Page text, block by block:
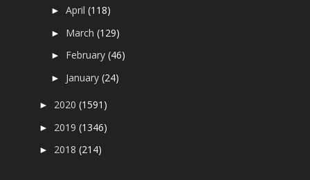
►April(118)
► March(129)
► February(46)
► January(24)
► 2020(1591)
► 2019(1346)
► 2018(214)